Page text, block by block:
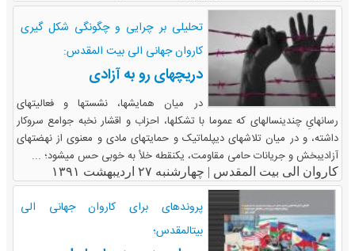
تحلیلی بر چرایی و چگونگی شکل گیری
کاروان جهانی الی بیت المقدس:
دریچه‎ای رو به آزادی
در میان همایش‎ها، نشست‎‎ها و فعالیت‎‎های
رسانه‎ایِ چندین‎ساله‎ای که عموما با تشکل‎ها، احزاب و اقشار نخبه جوامع سروکار
داشته، و در میان تلاش‎‎های دیپلماتیک و حمایت‎‎های مادی و معنوی از نهضت‎‎های
آزادی‎بخش و جریانات حامی مقاومت، یک‎نقطه خلأ به‎ خوبی حس می‎شود؛ ...
کاروان الی بیت المقدس | چهارشنبه ۲۷ اردیبهشت ۱۳۹۱
پرونده‎ای برای کاروان جهانی الی
بیت‎المقدس؛